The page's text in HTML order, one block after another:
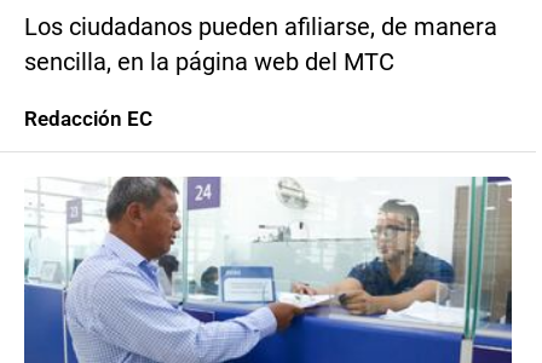
Los ciudadanos pueden afiliarse, de manera
sencilla, en la página web del MTC
Redacción EC